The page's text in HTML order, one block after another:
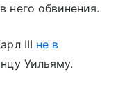
него обвинения.
III не в
Уильяму.